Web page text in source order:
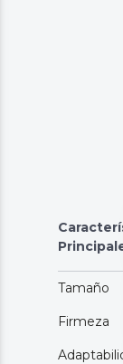
Tamaño
Firmeza